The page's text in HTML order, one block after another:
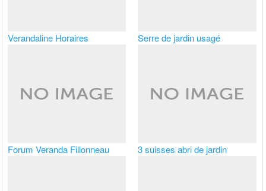
Verandaline Horaires Serre de jardin usagé
Forum Veranda Fillonneau 3 suisses abri de jardin